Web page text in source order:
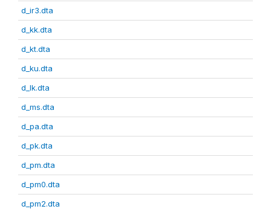
d_ir3.dta
d_kk.dta
d_kt.dta
d_ku.dta
d_lk.dta
d_ms.dta
d_pa.dta
d_pk.dta
d_pm.dta
d_pm0.dta
d_pm2.dta